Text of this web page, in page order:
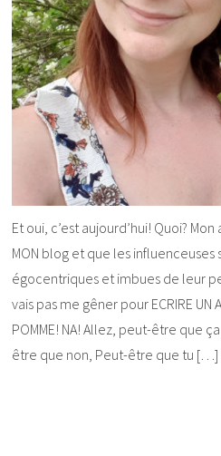
Et oui, c’est aujourd’hui! Quoi?
MON blog et que les influenceuses
égocentriques et imbues de leur
vais pas me gêner pour ECRIRE UN
POMME! NA! Allez, peut-être que
être que non, Peut-être que tu […]